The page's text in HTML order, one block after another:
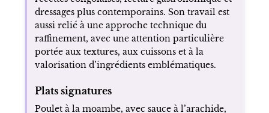
dressages plus contemporains. Son travail est
aussi relié à une approche technique du
raffinement, avec une attention particulière
portée aux textures, aux cuissons et à la
valorisation d’ingrédients emblématiques.
Plats signatures
Poulet à la moambe, avec sauce à l’arachide,